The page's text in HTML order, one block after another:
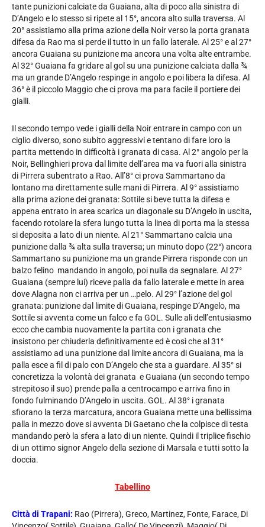
tante punizioni calciate da Guaiana, alta di poco alla sinistra di
D’Angelo e lo stesso si ripete al 15°, ancora alto sulla traversa. Al
20° assistiamo alla prima azione della Noir verso la porta granata
difesa da Rao ma si perde il tutto in un fallo laterale. Al 25° e al 27°
ancora Guaiana su punizione ma ancora una volta alte entrambe.
Al 32° Guaiana fa gridare al gol su una punizione calciata dalla ¾
ma un grande D’Angelo respinge in angolo e poi libera la difesa. Al
36° è il piccolo Maggio che ci prova ma para facile il portiere dei
gialli.
Il secondo tempo vede i gialli della Noir entrare in campo con un
ciglio diverso, sono subito aggressivi e tentano di fare loro la
partita mettendo in difficoltà i granata di casa. Al 2° angolo per la
Noir, Bellinghieri prova dal limite dell’area ma va fuori alla sinistra
di Pirrera subentrato a Rao. All’8° ci prova Sammartano da
lontano ma direttamente sulle mani di Pirrera. Al 9° assistiamo
alla prima azione dei granata: Sottile si beve tutta la difesa e
appena entrato in area scarica un diagonale su D’Angelo in uscita,
facendo rotolare la sfera lungo tutta la linea di porta ma la stessa
si deposita a lato di un niente. Al 21° Sammartano calcia una
punizione dalla ¾ alta sulla traversa; un minuto dopo (22°) ancora
Sammartano su punizione ma un grande Pirrera risponde con un
balzo felino mandando in angolo, poi nulla da segnalare. Al 27°
Guaiana (sempre lui) riceve palla da fallo laterale e mette in area
dove Alagna non ci arriva per un …pelo. Al 29° l’azione del gol
granata: punizione dal limite di Guaiana, respinge D’Angelo, ma
Sottile si avventa come un falco e fa GOL. Sulle ali dell’entusiasmo
ecco che cambia nuovamente la partita con i granata che
insistono per chiuderla definitivamente ed è così che al 31°
assistiamo ad una punizione dal limite ancora di Guaiana, ma la
palla esce a fil di palo con D’Angelo che sta a guardare. Al 35° si
concretizza la volontà dei granata e Guaiana (un secondo tempo
strepitoso il suo) prende palla a centrocampo e arriva fino in
fondo fulminando D’Angelo in uscita. GOL. Al 38° i granata
sfiorano la terza marcatura, ancora Guaiana mette una bellissima
palla in mezzo dove si avventa Di Gaetano che la colpisce di testa
mandando però la sfera a lato di un niente. Quindi il triplice fischio
di un ottimo signor Angelo della sezione di Marsala e tutti sotto la
doccia.
Tabellino
Città di Trapani: Rao (Pirrera), Greco, Martinez, Fonte, Farace, Di